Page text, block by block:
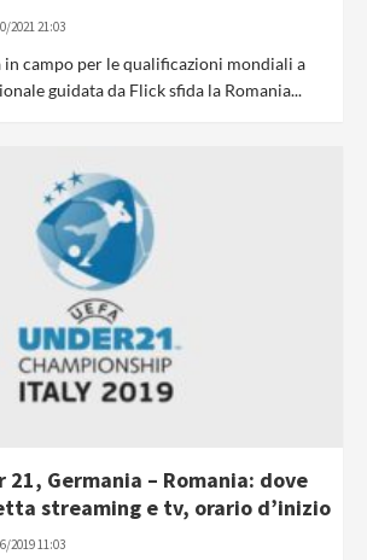
2021 21:03
in campo per le qualificazioni mondiali a
guidata da Flick sfida la Romania...
21, Germania – Romania: dove
streaming e tv, orario d’inizio
2019 11:03